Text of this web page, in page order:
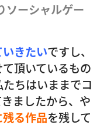
ーシャルゲー
きたいですし、
頂いているもの
ちはいままでコ
ましたから、や
る作品を残して